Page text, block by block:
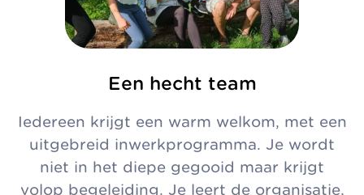
Een hecht team
Iedereen krijgt een warm welkom, met een
uitgebreid inwerkprogramma. Je wordt
niet in het diepe gegooid maar krijgt
volop begeleiding. Je leert de organisatie,